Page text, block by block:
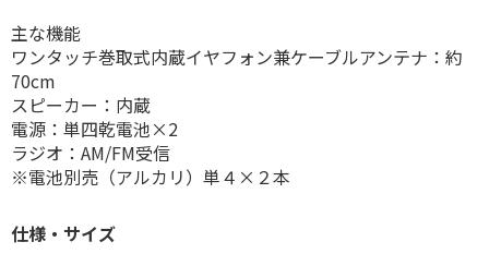
主な機能
ワンタッチ巻取式内蔵イヤフォン兼ケーブルアンテナ：約
70cm
スピーカー：内蔵
電源：単四乾電池×2
ラジオ：AM/FM受信
※電池別売（アルカリ）単４×２本
仕様・サイズ